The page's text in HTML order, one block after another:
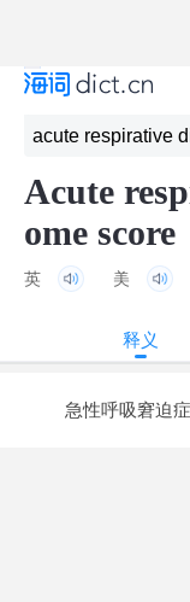
Acute
ome score
英 美
释义
急性呼吸窘迫